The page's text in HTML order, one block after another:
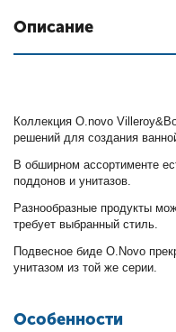
Описание
Коллекция O.novo
решений для создания
В обширном ассортименте
поддонов и унитазов.
Разнообразные продукты
требует выбранный стиль.
Подвесное биде O.Novo
унитазом из той же серии.
Особенности